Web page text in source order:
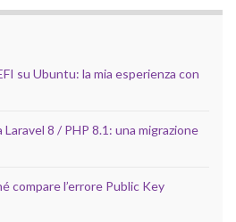
su Ubuntu: la mia esperienza con
Laravel 8 / PHP 8.1: una migrazione
compare l’errore Public Key